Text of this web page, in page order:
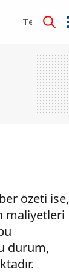
Teknoloji
özeti ise,
maliyetleri
durum,